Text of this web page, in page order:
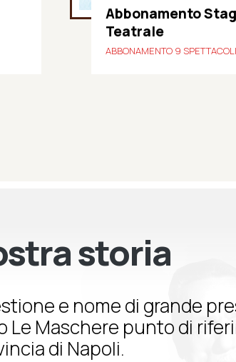
Abbonamento
Teatrale
ABBONAMENTO 9 SPETTACOLI
storia
e nome di grande
Le Maschere punto di
di Napoli.